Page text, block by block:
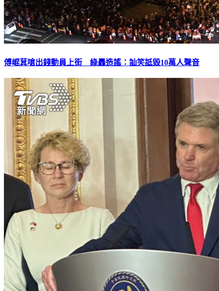
傅崐萁嗆出錢動員上街 綠轟造謠：訕笑詆毀10萬人聲音